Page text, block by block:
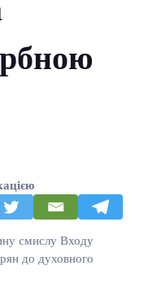
смислу Входу
до духовного